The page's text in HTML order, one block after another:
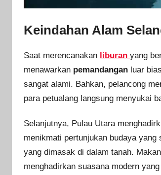
Keindahan Alam
Saat merencanakan liburan yang
menawarkan pemandangan luar
sangat alami. Bahkan, pelancong
para petualang langsung menyukai
Selanjutnya, Pulau Utara
menikmati pertunjukan budaya
yang dimasak di dalam tanah.
menghadirkan suasana modern